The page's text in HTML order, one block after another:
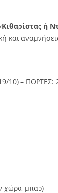
Κιθαρίστας ή
και
10) – ΠΟΡΤΕΣ:
χώρο, μπαρ)